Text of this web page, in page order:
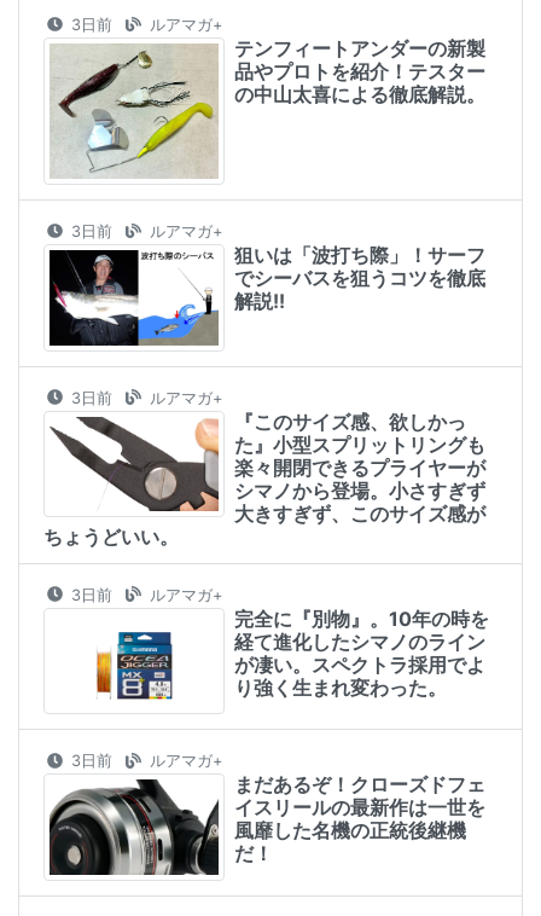
3日前 ルアマガ+
テンフィートアンダーの新製
品やプロトを紹介！テスター
の中山太喜による徹底解説。
3日前 ルアマガ+
狙いは「波打ち際」！サーフ
でシーバスを狙うコツを徹底
解説!!
3日前 ルアマガ+
『このサイズ感、欲しかっ
た』小型スプリットリングも
楽々開閉できるプライヤーが
シマノから登場。小さすぎず
大きすぎず、このサイズ感が
ちょうどいい。
3日前 ルアマガ+
完全に『別物』。10年の時を
経て進化したシマノのライン
が凄い。スペクトラ採用でよ
り強く生まれ変わった。
3日前 ルアマガ+
まだあるぞ！クローズドフェ
イスリールの最新作は一世を
風靡した名機の正統後継機
だ！